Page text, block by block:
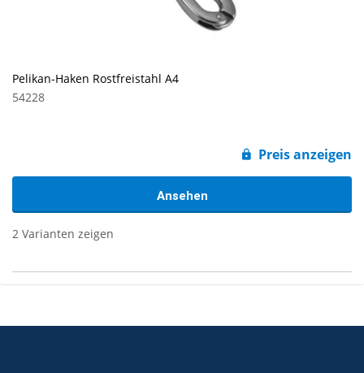
Pelikan-Haken Rostfreistahl A4
54228
Preis anzeigen
Ansehen
2 Varianten zeigen